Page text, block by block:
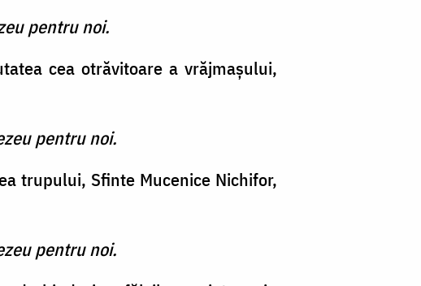
pentru noi.
cea otrăvitoare a vrăjmaşului,
pentru noi.
trupului, Sfinte Mucenice Nichifor,
pentru noi.